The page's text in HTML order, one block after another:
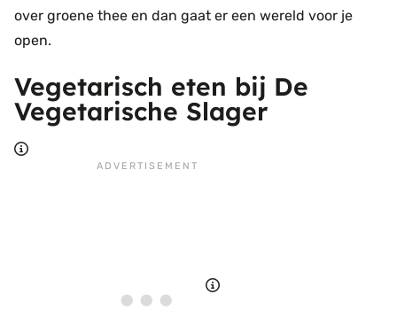
over groene thee en dan gaat er een wereld voor je
open.
Vegetarisch eten bij De
Vegetarische Slager